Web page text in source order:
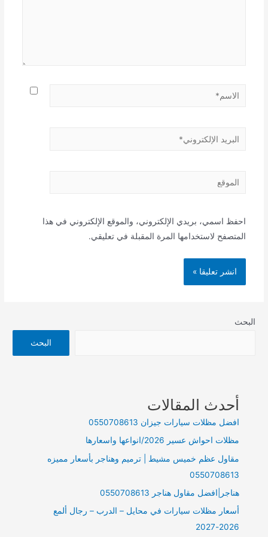
الاسم*
البريد
الموقع
احفظ اسمي، بريدي الإلكتروني، والموقع الإلكتروني في هذا
المتصفح لاستخدامها المرة المقبلة في تعليقي.
البحث
البحث
أحدث المقالات
افضل مظلات سيارات جيزان 0550708613
مظلات احواش عسير 2026/انواعها واسعارها
مقاول عظم خميس مشيط | ترميم وهناجر بأسعار مميزه
0550708613
هناجر|افضل مقاول هناجر 0550708613
أسعار مظلات سيارات في محايل – الدرب – رجال ألمع
2026-2027